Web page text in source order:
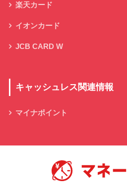
楽天カード
イオンカード
JCB CARD W
キャッシュレス関連情報
マイナポイント